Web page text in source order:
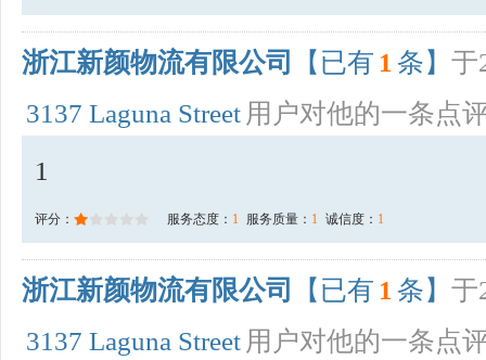
浙江新颜物流有限公司 【已有 1 条】 于
3137 Laguna Street 用户对他的一条点
1
评分： 服务态度： 1 服务质量： 1 诚信度： 1
浙江新颜物流有限公司 【已有 1 条】 于
3137 Laguna Street 用户对他的一条点